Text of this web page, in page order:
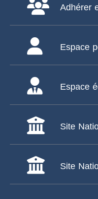
Adhérer
Espace
Espace
Site
Site